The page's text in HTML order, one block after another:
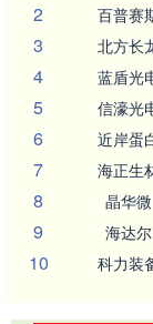
2 百普赛
3 北方长
4 蓝盾光
5 信濠光
6 近岸蛋
7 海正生
8 晶华微
9 海达尔
10 科力装